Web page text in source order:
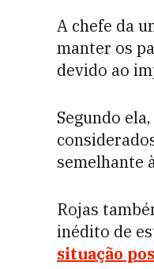
A chefe da
manter os
devido ao
Segundo
semelhante
Rojas
inédito de
situação